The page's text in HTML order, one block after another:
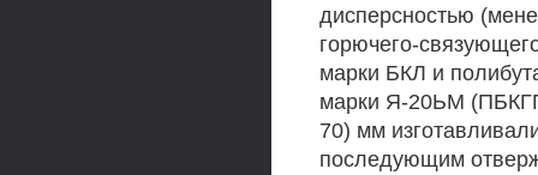
дисперсностью
горючего-
марки БКЛ и
марки Я-20ЬМ
70) мм
последующим